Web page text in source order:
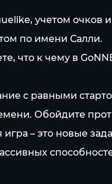
учетом
по имени Салли.
что к чему в
с равными
Обойдите
– это новые